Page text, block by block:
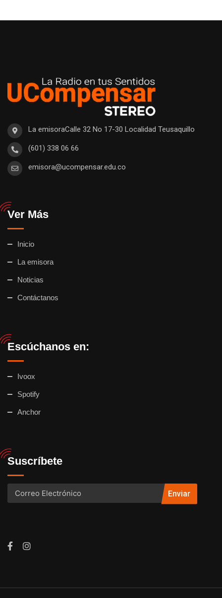
La emisoraCalle 32 No 17-30 Localidad Teusaquillo
(601) 338 06 66
emisora@ucompensar.edu.co
Ver Más
Inicio
La emisora
Noticias
Contáctanos
Escúchanos en:
Ivoox
Spotify
Anchor
Suscríbete
Enviar